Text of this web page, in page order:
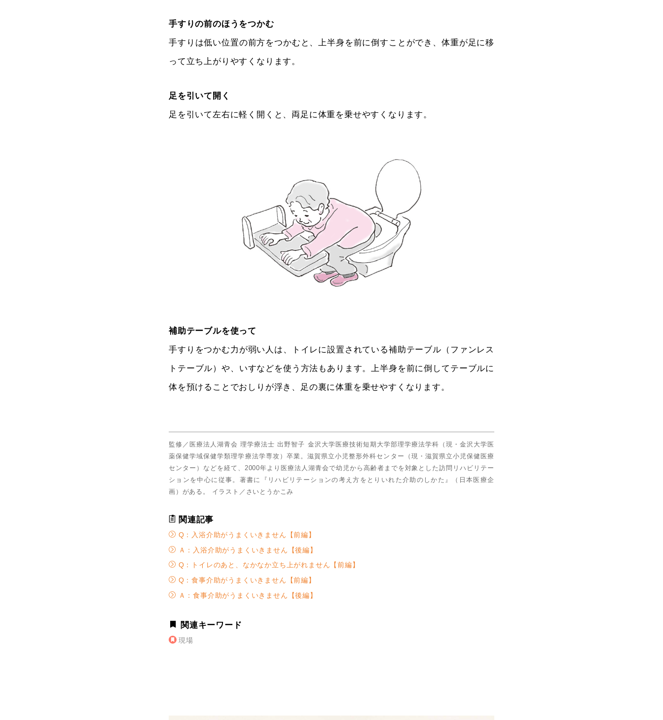
手すりの前のほうをつかむ
手すりは低い位置の前方をつかむと、上半身を前に倒すことができ、体重が足に移
って立ち上がりやすくなります。
足を引いて開く
足を引いて左右に軽く開くと、両足に体重を乗せやすくなります。
補助テーブルを使って
手すりをつかむ力が弱い人は、トイレに設置されている補助テーブル（ファンレス
トテーブル）や、いすなどを使う方法もあります。上半身を前に倒してテーブルに
体を預けることでおしりが浮き、足の裏に体重を乗せやすくなります。
監修／医療法人湖青会 理学療法士 出野智子 金沢大学医療技術短期大学部理学療法学科（現・金沢大学医
薬保健学域保健学類理学療法学専攻）卒業。滋賀県立小児整形外科センター（現・滋賀県立小児保健医療
センター）などを経て、2000年より医療法人湖青会で幼児から高齢者までを対象とした訪問リハビリテー
ションを中心に従事。著書に『リハビリテーションの考え方をとりいれた介助のしかた』（日本医療企
画）がある。 イラスト／さいとうかこみ
関連記事
Q：入浴介助がうまくいきません【前編】
Ａ：入浴介助がうまくいきません【後編】
Q：トイレのあと、なかなか立ち上がれません【前編】
Q：食事介助がうまくいきません【前編】
Ａ：食事介助がうまくいきません【後編】
関連キーワード
現場